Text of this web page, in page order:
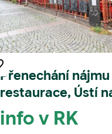
Přenechání nájmu
restaurace, Ústí
Labem, Lidické
info v RK